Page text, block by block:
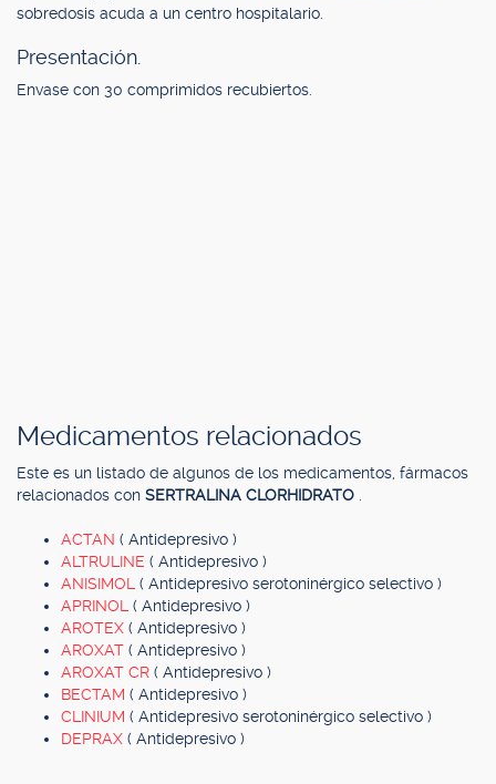
sobredosis acuda a un centro hospitalario.
Presentación.
Envase con 30 comprimidos recubiertos.
Medicamentos relacionados
Este es un listado de algunos de los medicamentos, fármacos
relacionados con SERTRALINA CLORHIDRATO
ACTAN ( Antidepresivo )
ALTRULINE ( Antidepresivo )
ANISIMOL ( Antidepresivo serotoninérgico selectivo )
APRINOL ( Antidepresivo )
AROTEX ( Antidepresivo )
AROXAT ( Antidepresivo )
AROXAT CR ( Antidepresivo )
BECTAM ( Antidepresivo )
CLINIUM ( Antidepresivo serotoninérgico selectivo )
DEPRAX ( Antidepresivo )